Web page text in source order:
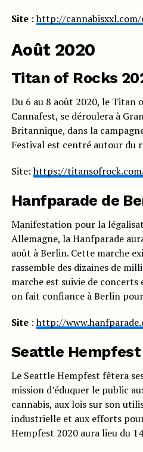
Site:http://cannabisxxl.com/
Août 2020
Titan of Rocks
Du 6 au 8 août 2020, le Titan
Cannafest, se déroulera à
Britannique, dans la
Festival est centré autour du
Site:https://
Hanfparade de
Manifestation pour la
Allemagne, la Hanfparade
août à Berlin. Cette marche
rassemble des dizaines de
marche est suivie de concerts
on fait confiance à Berlin
Site:http://
Seattle Hempfest
Le Seattle Hempfest fêtera
mission d’éduquer le public
cannabis, aux lois sur son
industrielle et aux efforts
Hempfest 2020 aura lieu du